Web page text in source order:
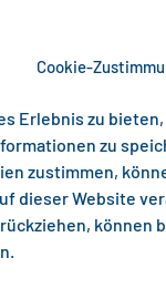
Cookie-
Erlebnis zu
zu
zustimmen,
dieser Website
können